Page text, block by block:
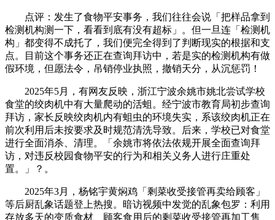
点评：发生了食物平安事务，我们往往会说「把样品拿到
检测机构测一下，看看到底有没有超标」。但一旦连「检测机
构」都变得不成托了，我们便完全得到了判断现实的根据和支
点。目前这个事务还正在查询拜访中，若是实的检测机构有做
假环境，但愿法令，吊销停业执照，撤销天分，从沉惩罚！
2025年5月，有网友反映，浙江宁波余姚市姚北尝试学校
食堂的绞肉机中有大量爬动的活蛆。经宁波市教育局初步查询
拜访，家长反映绞肉机内有蛆虫的环境失实，系该绞肉机正在
前次利用后未按要求及时规范清洗导致。后来，学校已对食堂
进行全面消杀、清理。「余姚市将依法依规开展全面查询拜
访，对违反校园食物平安的行为和相关义务人进行庄重处
置。」？。
2025年3月，杨铭宇黄焖鸡「剩菜收受接管再卖给顾客」
等后厨乱象话题登上热搜。暗访视频中发觉的乱象包罗：利用
存放多天的变质食材、顾客食用后的剩菜收受接管再加工售